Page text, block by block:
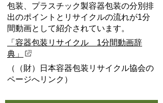
包装、プラスチック製容器包装の分別排
出のポイントとリサイクルの流れが1分
間動画として紹介されています。
「容器包装リサイクル 1分間動画辞
典」
（（財）日本容器包装リサイクル協会の
ページへリンク）